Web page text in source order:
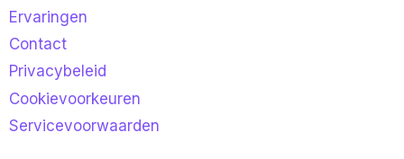
Ervaringen
Contact
Privacybeleid
Cookievoorkeuren
Servicevoorwaarden